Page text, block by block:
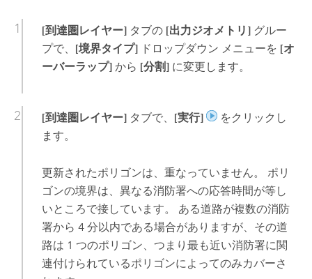
[到達圏レイヤー]タブの [出力ジオメトリ]グルー
プで、 [境界タイプ]ドロップダウン メニューを [オ
ーバーラップ]から [分割]に変更します。
[到達圏レイヤー]タブで、 [実行]
をクリックし
ます。
更新されたポリゴンは、重なっていません。 ポリ
ゴンの境界は、異なる消防署への応答時間が等し
いところで接しています。 ある道路が複数の消防
署から 4 分以内である場合がありますが、その道
路は 1 つのポリゴン、つまり最も近い消防署に関
連付けられているポリゴンによってのみカバーさ